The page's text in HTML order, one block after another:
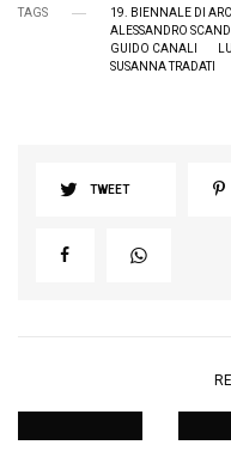
TAGS
19. BIENNALE DI
ALESSANDRO
GUIDO CANALI
SUSANNA TRADATI
TWEET